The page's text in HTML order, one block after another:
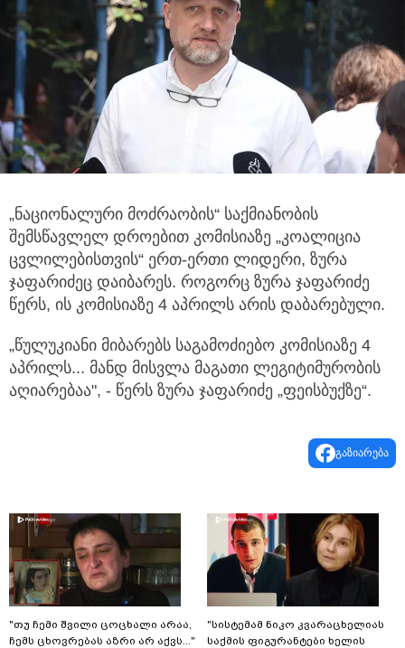
„ნაციონალური მოძრაობის“ საქმიანობის
შემსწავლელ დროებით კომისიაზე „კოალიცია
ცვლილებისთვის“ ერთ-ერთი ლიდერი, ზურა
ჯაფარიძეც დაიბარეს. როგორც ზურა ჯაფარიძე
წერს, ის კომისიაზე 4 აპრილს არის დაბარებული.
„წულუკიანი მიბარებს საგამოძიებო კომისიაზე 4
აპრილს... მანდ მისვლა მაგათი ლეგიტიმურობის
აღიარებაა", - წერს ზურა ჯაფარიძე „ფეისბუქზე“.
გაზიარება
"თუ ჩემი შვილი ცოცხალი არაა,
ჩემს ცხოვრებას აზრი არ აქვს..."
"სისტემამ ნიკო კვარაცხელიას
საქმის ფიგურანტები ხელის